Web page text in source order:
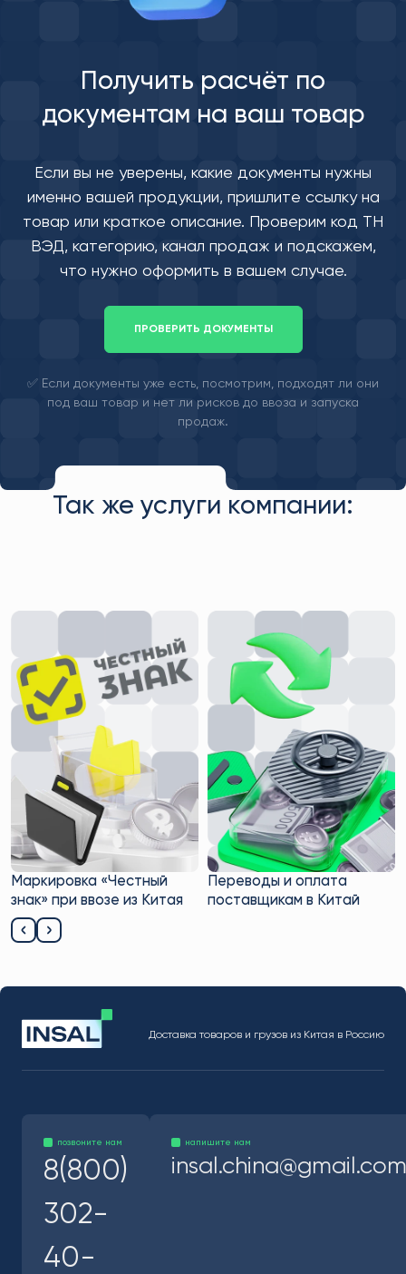
Получить расчёт по
документам на ваш товар
Если вы не уверены, какие документы нужны
именно вашей продукции, пришлите ссылку на
товар или краткое описание. Проверим код ТН
ВЭД, категорию, канал продаж и подскажем,
что нужно оформить в вашем случае.
ПРОВЕРИТЬ ДОКУМЕНТЫ
✅ Если документы уже есть, посмотрим, подходят ли они
под ваш товар и нет ли рисков до ввоза и запуска
продаж.
Так же услуги компании:
Переводы и оплата
поставщикам в Китай
Регистрация в Wildberries
из Китая
Доставка товаров и грузов из Китая в Россию
позвоните нам
8(800)
302-
40-
напишите нам
insal.china@gmail.com